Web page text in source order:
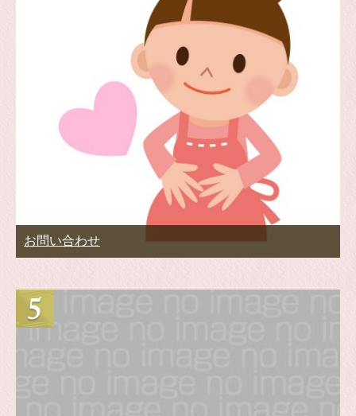
お問い合わせ